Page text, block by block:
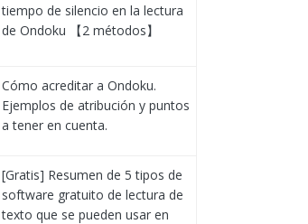
tiempo de silencio en la lectura
de Ondoku 【2 métodos】
Cómo acreditar a Ondoku.
Ejemplos de atribución y puntos
a tener en cuenta.
[Gratis] Resumen de 5 tipos de
software gratuito de lectura de
texto que se pueden usar en